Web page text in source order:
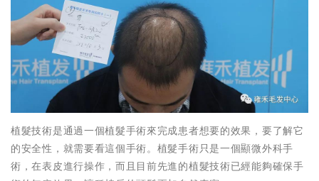
植髮技術是通過一個植髮手術來完成患者想要的效果，要了解它
的安全性，就需要看這個手術。植髮手術只是一個顯微外科手
術，在表皮進行操作，而且目前先進的植髮技術已經能夠確保手